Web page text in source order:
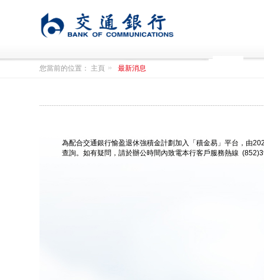
您當前的位置： 主頁 最新消息